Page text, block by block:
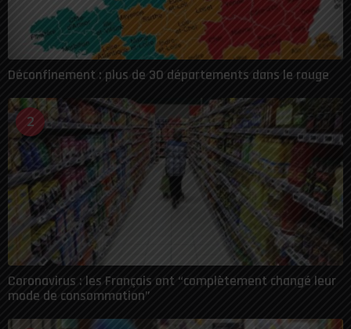
Déconfinement : plus de 30 départements dans le rouge
2
Coronavirus : les Français ont “complètement changé leur
mode de consommation”